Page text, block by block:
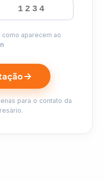
aparecem ao
para o contato da